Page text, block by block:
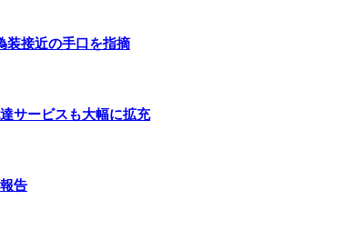
装接近の手口を指摘
サービスも大幅に拡充
告